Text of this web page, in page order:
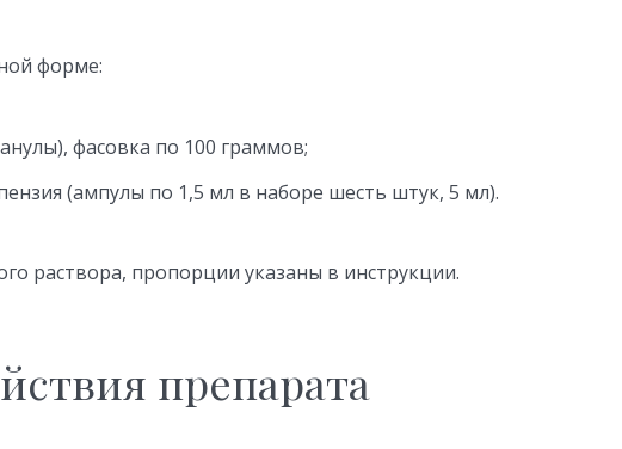
форме:
фасовка по 100 граммов;
(ампулы по 1,5 мл в наборе шесть штук, 5 мл).
раствора, пропорции указаны в инструкции.
препарата